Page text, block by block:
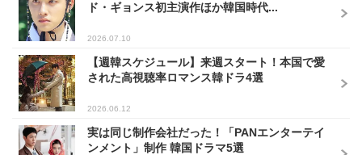
ド・ギョンス初主演作ほか韓国時代...
2026.07.10
【週韓スケジュール】来週スタート！本国で愛
された高視聴率ロマンス韓ドラ4選
2026.06.12
実は同じ制作会社だった！「PANエンターテイ
ンメント」制作 韓国ドラマ5選